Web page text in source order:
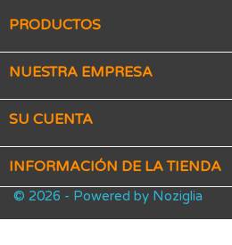
PRODUCTOS
NUESTRA EMPRESA
SU CUENTA
INFORMACIÓN DE LA TIENDA
© 2026 - Powered by Noziglia